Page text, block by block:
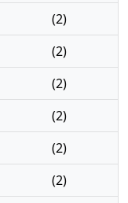
(2)
(2)
(2)
(2)
(2)
(2)